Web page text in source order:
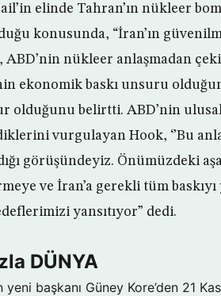
elinde Tahran’ın nükleer
konusunda, “İran’ın
nükleer anlaşmadan
ekonomik baskı unsuru
olduğunu belirtti. ABD’nin
vurgulayan Hook, ‘’Bu
görüşündeyiz. Önümüzdeki
ve İran’a gerekli tüm
yansıtıyor” dedi.
DÜNYA
yeni başkanı Güney Kore’den 21